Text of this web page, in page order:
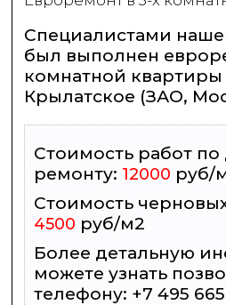
Специалистами
был выполнен
комнатной
Крылатское (ЗАО,
Стоимость работ
ремонту: 12000 руб/
Стоимость
4500 руб/м2
Более детальную
можете узнать
телефону: +7 495